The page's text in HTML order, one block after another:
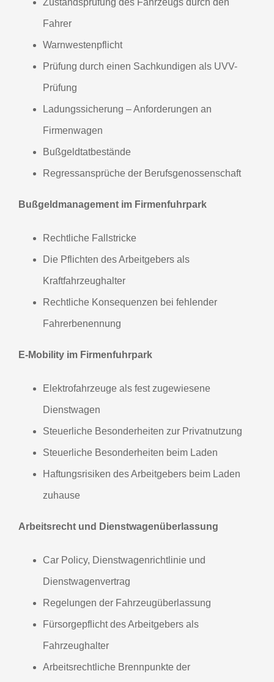
Fahrer
Warnwestenpflicht
Prüfung durch einen Sachkundigen als UVV-
Prüfung
Ladungssicherung – Anforderungen an
Firmenwagen
Bußgeldtatbestände
Regressansprüche der Berufsgenossenschaft
Bußgeldmanagement im Firmenfuhrpark
Rechtliche Fallstricke
Die Pflichten des Arbeitgebers als
Kraftfahrzeughalter
Rechtliche Konsequenzen bei fehlender
Fahrerbenennung
E-Mobility im Firmenfuhrpark
Elektrofahrzeuge als fest zugewiesene
Dienstwagen
Steuerliche Besonderheiten zur Privatnutzung
Steuerliche Besonderheiten beim Laden
Haftungsrisiken des Arbeitgebers beim Laden
zuhause
Arbeitsrecht und Dienstwagenüberlassung
Car Policy, Dienstwagenrichtlinie und
Dienstwagenvertrag
Regelungen der Fahrzeugüberlassung
Fürsorgepflicht des Arbeitgebers als
Fahrzeughalter
Arbeitsrechtliche Brennpunkte der